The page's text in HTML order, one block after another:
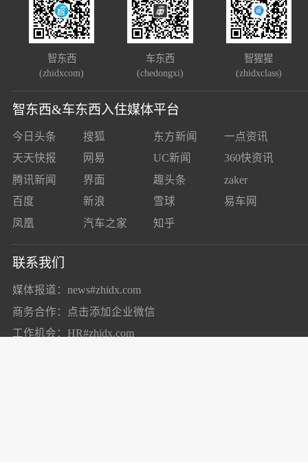
智东西
(zhidxcom)
车东西
(chedongxi)
智猩猩
(zhidxclass)
智东西&车东西入住媒体平台
今日头条 搜狐 东方新闻
一点资讯
天天快报
网易 UC新闻
360快资讯
腾讯新闻
界面 趣头条
zaker
百度
新浪 雪球
易车网
凤凰
汽车之家 知乎
联系我们
媒体报道：news#zhidx.com
商务合作：
点击添加企业微信
工作机会：HR#zhidx.com